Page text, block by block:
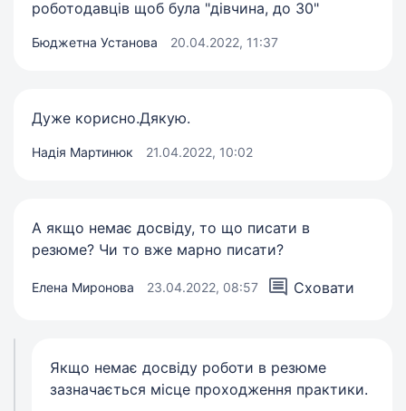
роботодавців щоб була "дівчина, до 30"
Бюджетна Установа 20.04.2022, 11:37
Дуже корисно.Дякую.
Надія Мартинюк 21.04.2022, 10:02
А якщо немає досвіду, то що писати в
резюме? Чи то вже марно писати?
Елена Миронова 23.04.2022, 08:57 Сховати
Якщо немає досвіду роботи в резюме
зазначається місце проходження практики.